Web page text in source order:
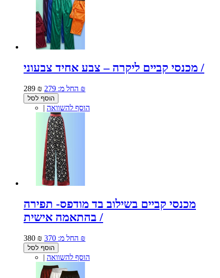
מכנסי קביים ליקרה – צבע אחיד צבעוני /
289 ₪ החל מ: 279 ₪
הוסף לסל
| הוסף להשוואה
מכנסי קביים בשילוב בד מודפס- תפירה
בהתאמה אישית /
380 ₪ החל מ: 370 ₪
הוסף לסל
| הוסף להשוואה